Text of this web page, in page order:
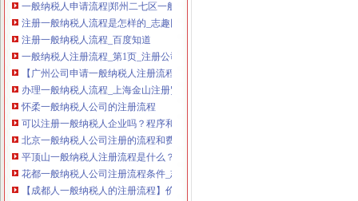
注册一般纳税人流程是怎样的_志趣网
注册一般纳税人流程_百度知道
一般纳税人注册流程_第1页_注册公司,企业增资_职场_西祠胡同
【广州公司申请一般纳税人注册流程步骤】价格_厂家_图片-Hc360慧
办理一般纳税人流程_上海金山注册贸易公司申请一般纳税人_无忧注册
怀柔一般纳税人公司的注册流程
可以注册一般纳税人企业吗？程序和普通的工商注册有什么区别？要交
北京一般纳税人公司注册的流程和费用多少-久久信息网
平顶山一般纳税人注册流程是什么？
花都一般纳税人公司注册流程条件_志趣网
【成都人一般纳税人的注册流程】价格_厂家_图片-Hc360慧聪网
丰台区代办一般纳税人注册流程_专业代办执照费用-【四季光】-行业